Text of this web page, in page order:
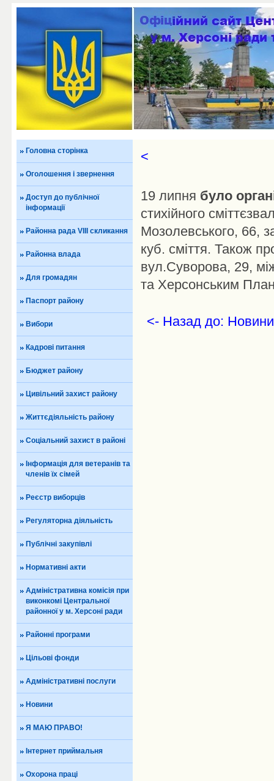
Головна сторінка
Оголошення і звернення
Доступ до публічної
інформації
Районна рада VIII скликання
Районна влада
Для громадян
Паспорт району
Вибори
Кадрові питання
Бюджет району
Цивільний захист району
Життєдіяльність району
Соціальний захист в районі
Інформація для ветеранів та
членів їх сімей
Реєстр виборців
Регуляторна діяльність
Публічні закупівлі
Нормативні акти
Адміністративна комісія при
виконкомі Центральної
районної у м. Херсоні ради
Районні програми
Цільові фонди
Адміністративні послуги
Новини
Я МАЮ ПРАВО!
Інтернет приймальня
Охорона праці
<
19 липня було
стихійного
Мозолевського, 66,
куб. сміття. Також
вул.Суворова, 29,
та Херсонським
<- Назад до: Новини